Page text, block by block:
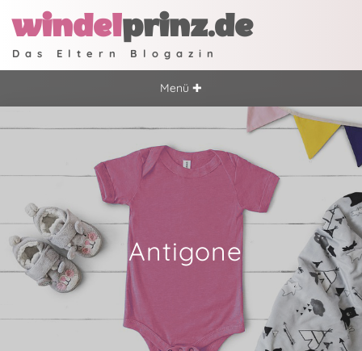
windelprinz.de
Das Eltern Blogazin
Menü ✚
Antigone